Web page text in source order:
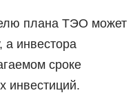
плана ТЭО может
а инвестора
сроке
инвестиций.